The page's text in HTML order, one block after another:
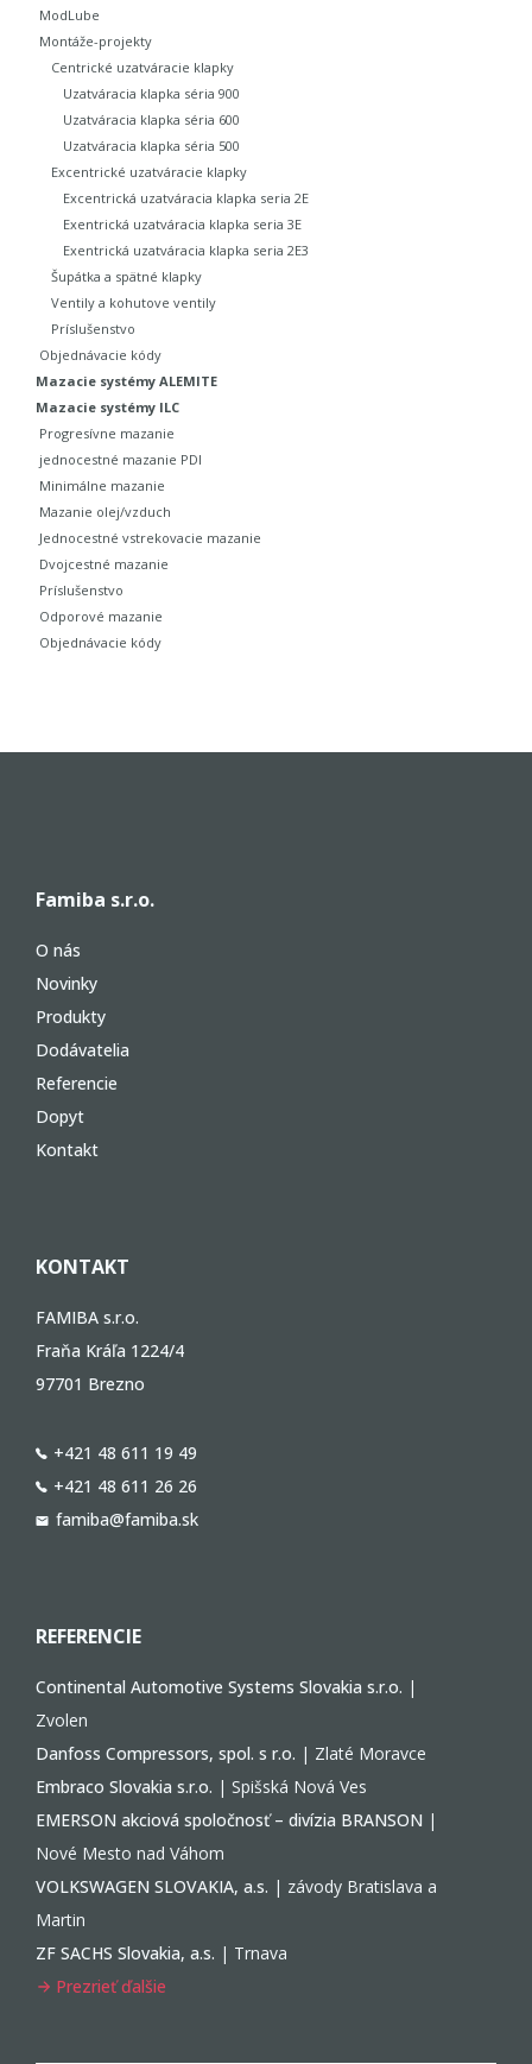
ModLube
Montáže-projekty
Centrické uzatváracie klapky
Uzatváracia klapka séria 900
Uzatváracia klapka séria 600
Uzatváracia klapka séria 500
Excentrické uzatváracie klapky
Excentrická uzatváracia klapka seria 2E
Exentrická uzatváracia klapka seria 3E
Exentrická uzatváracia klapka seria 2E3
Šupátka a spätné klapky
Ventily a kohutove ventily
Príslušenstvo
Objednávacie kódy
Mazacie systémy ALEMITE
Mazacie systémy ILC
Progresívne mazanie
jednocestné mazanie PDI
Minimálne mazanie
Mazanie olej/vzduch
Jednocestné vstrekovacie mazanie
Dvojcestné mazanie
Príslušenstvo
Odporové mazanie
Objednávacie kódy
Famiba s.r.o.
O nás
Novinky
Produkty
Dodávatelia
Referencie
Dopyt
Kontakt
KONTAKT
FAMIBA s.r.o.
Fraňa Kráľa 1224/4
97701 Brezno
+421 48 611 19 49
+421 48 611 26 26
famiba@famiba.sk
REFERENCIE
Continental Automotive Systems Slovakia s.r.o. |
Zvolen
Danfoss Compressors, spol. s r.o. | Zlaté Moravce
Embraco Slovakia s.r.o. | Spišská Nová Ves
EMERSON akciová spoločnosť – divízia BRANSON |
Nové Mesto nad Váhom
VOLKSWAGEN SLOVAKIA, a.s. | závody Bratislava a
Martin
ZF SACHS Slovakia, a.s. | Trnava
Prezrieť ďalšie